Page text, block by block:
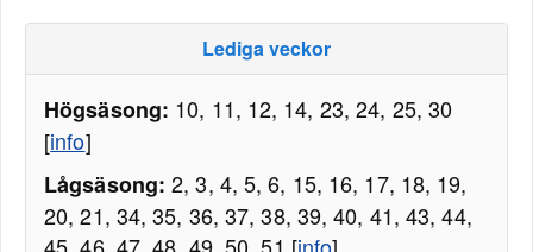
Lediga veckor
Högsäsong: 10, 11, 12, 14, 23, 24, 25, 30
[info]
Lågsäsong: 2, 3, 4, 5, 6, 15, 16, 17, 18, 19,
20, 21, 34, 35, 36, 37, 38, 39, 40, 41, 43, 44,